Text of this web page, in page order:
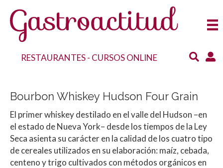
RESTAURANTES- CURSOS ONLINE
Bourbon Whiskey Hudson Four Grain
El primer whiskey destilado en el valle del Hudson –en
el estado de Nueva York– desde los tiempos de la Ley
Seca asienta su carácter en la calidad de los cuatro tipo
de cereales utilizados en su elaboración: maíz, cebada,
centeno y trigo cultivados con métodos orgánicos en